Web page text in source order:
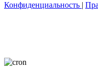
Конфиденциальность |